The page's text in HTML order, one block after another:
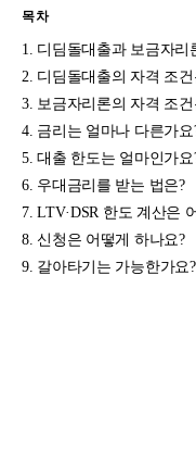
목차
디딤돌대출과 보금자리
디딤돌대출의 자격 조건
보금자리론의 자격 조건
금리는 얼마나 다른가요
대출 한도는 얼마인가요
우대금리를 받는 법은?
LTV·DSR 한도 계산은
신청은 어떻게 하나요?
갈아타기는 가능한가요?